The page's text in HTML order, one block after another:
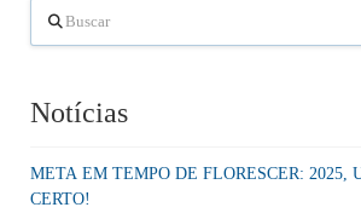
Buscar
Notícias
META EM TEMPO DE FLORESCER: 2025,
CERTO!